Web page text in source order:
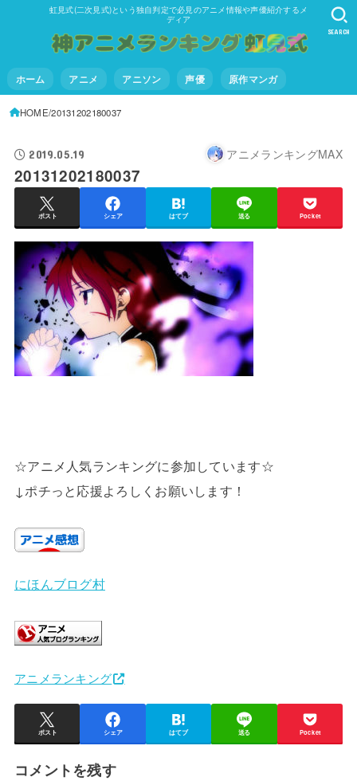
虹見式(二次見式)という独自判定で必見のアニメ情報や声優紹介するメ
ディア
ホーム アニメ アニソン 声優 原作マンガ
SEARCH
HOME 20131202180037
2019.05.19 アニメランキングMAX
20131202180037
ポスト シェア はてブ 送る Pocket
☆アニメ人気ランキングに参加しています☆
↓ポチっと応援よろしくお願いします！
にほんブログ村
アニメランキング
ポスト シェア はてブ 送る Pocket
コメントを残す